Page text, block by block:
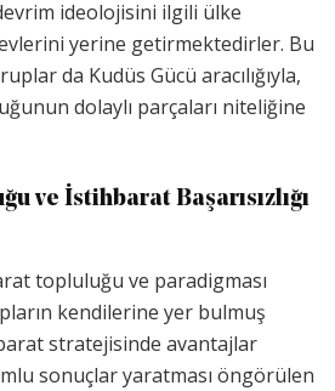
ideolojisini ilgili ülke
yerine getirmektedirler. Bu
da Kudüs Gücü aracılığıyla,
dolaylı parçaları niteliğine
ve İstihbarat Başarısızlığı
topluluğu ve paradigması
kendilerine yer bulmuş
stratejisinde avantajlar
sonuçlar yaratması öngörülen